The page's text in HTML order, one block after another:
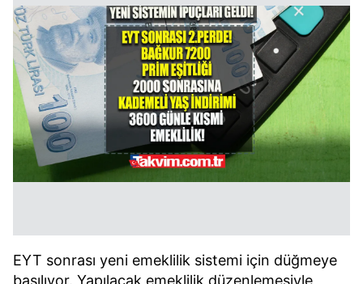
EYT sonrası yeni emeklilik sistemi için düğmeye
basılıyor. Yapılacak emeklilik düzenlemesiyle